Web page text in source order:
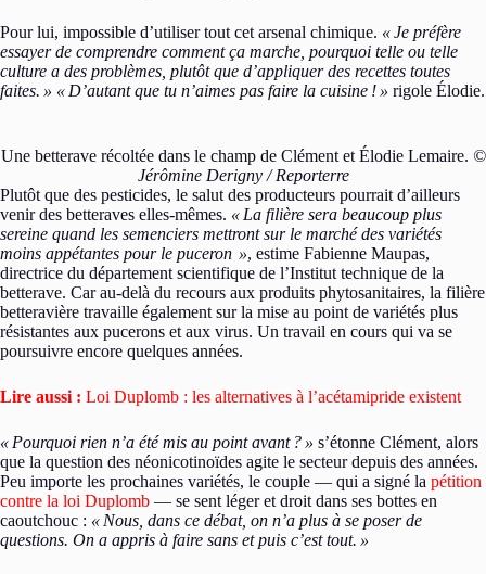
Pour lui, impossible d’utiliser tout cet arsenal chimique. «Je préfère
essayer de comprendre comment ça marche, pourquoi telle ou telle
culture a des problèmes, plutôt que d’appliquer des recettes toutes
faites. » « D’autant que tu n’aimes pas faire la cuisine ! » rigole Élodie.
Une betterave récoltée dans le champ de Clément et Élodie Lemaire. ©
Jérômine Derigny / Reporterre
Plutôt que des pesticides, le salut des producteurs pourrait d’ailleurs
venir des betteraves elles-mêmes. « La filière sera beaucoup plus
sereine quand les semenciers mettront sur le marché des variétés
moins appétantes pour le puceron », estime Fabienne Maupas,
directrice du département scientifique de l’Institut technique de la
betterave. Car au-delà du recours aux produits phytosanitaires, la filière
betteravière travaille également sur la mise au point de variétés plus
résistantes aux pucerons et aux virus. Un travail en cours qui va se
poursuivre encore quelques années.
Lire aussi : Loi Duplomb : les alternatives à l’acétamipride existent
« Pourquoi rien n’a été mis au point avant ? » s’étonne Clément, alors
que la question des néonicotinoïdes agite le secteur depuis des années.
Peu importe les prochaines variétés, le couple — qui a signé la pétition
contre la loi Duplomb — se sent léger et droit dans ses bottes en
caoutchouc : « Nous, dans ce débat, on n’a plus à se poser de
questions. On a appris à faire sans et puis c’est tout. »